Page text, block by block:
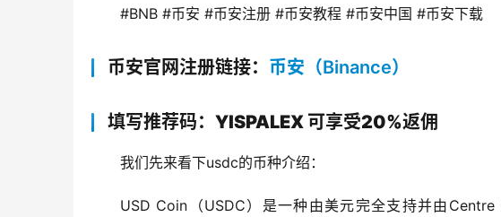
#BNB #币安 #币安注册 #币安教程 #币安中国 #币安下载
币安官网注册链接： 币安（Binance）
填写推荐码：YISPALEX 可享受20%返佣
我们先来看下usdc的币种介绍：
USD Coin（USDC）是一种由美元完全支持并由